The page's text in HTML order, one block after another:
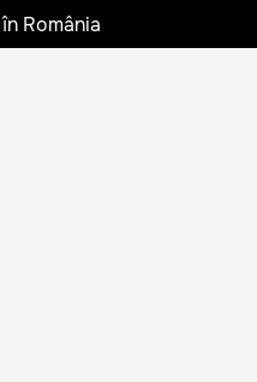
România